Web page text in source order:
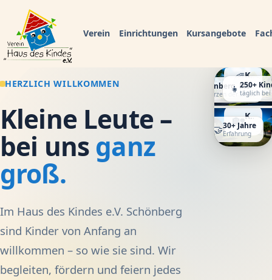
Verein Einrichtungen Kursangebote
HERZLICH WILLKOMMEN
Kleine Leute –
bei uns ganz
groß.
Im Haus des Kindes e.V. Schönberg
sind Kinder von Anfang an
willkommen – so wie sie sind. Wir
begleiten, fördern und feiern jedes
Schönberg, MV
Im Herzen der Stadt
👧250+
täglich bei
🌈 Kita Regenbogen
Krippe · Kindergarten · Integration
🤝30+ Jahre
Erfahrung
🏡 Kinderhaus am Oberteich
Kindergarten · Hort